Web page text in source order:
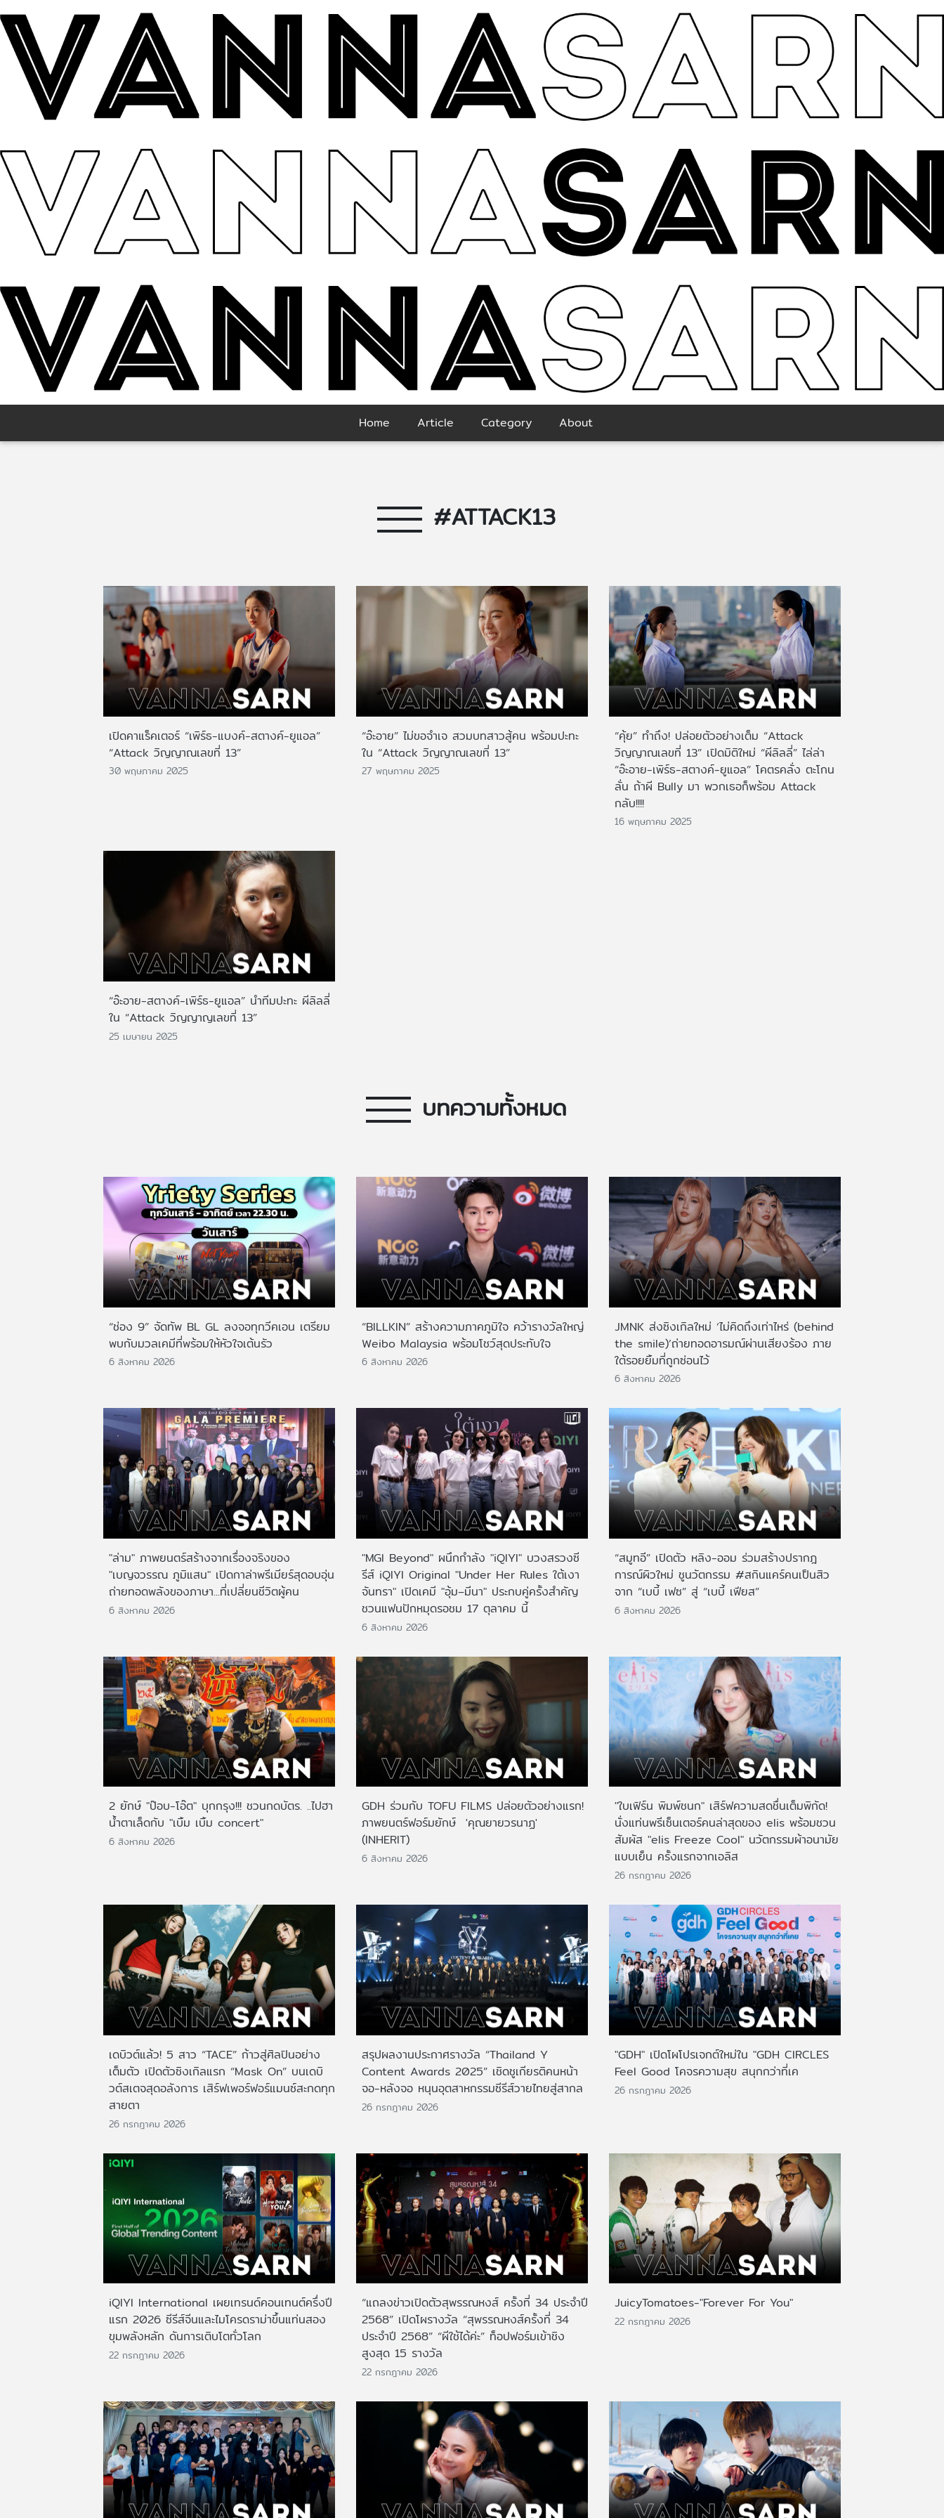
Home Article Category About
#ATTACK13
เปิดคาแร็คเตอร์ “เพิร์ธ-แบงค์-สตางค์-ยูแอล”
“Attack วิญญาณเลขที่ 13”
30 พฤษภาคม 2025
“อ๊ะอาย” ไม่ขอจำเจ สวมบทสาวสู้คน พร้อมปะทะ
ใน “Attack วิญญาณเลขที่ 13”
27 พฤษภาคม 2025
“คุ้ย” ทำถึง! ปล่อยตัวอย่างเต็ม “Attack
วิญญาณเลขที่ 13” เปิดมิติใหม่ “ผีลิลลี่” ไล่ล่า
“อ๊ะอาย-เพิร์ธ-สตางค์-ยูแอล” โคตรคลั่ง ตะโกน
ลั่น ถ้าผี Bully มา พวกเธอก็พร้อม Attack
กลับ!!!!
16 พฤษภาคม 2025
“อ๊ะอาย-สตางค์-เพิร์ธ-ยูแอล” นำทีมปะทะ ผีลิลลี่
ใน “Attack วิญญาญเลขที่ 13”
25 เมษายน 2025
บทความทั้งหมด
“ช่อง 9” จัดทัพ BL GL ลงจอทุกวีคเอน เตรียม
พบกับมวลเคมีที่พร้อมให้หัวใจเต้นรัว
6 สิงหาคม 2026
“BILLKIN” สร้างความภาคภูมิใจ คว้ารางวัลใหญ่
Weibo Malaysia พร้อมโชว์สุดประทับใจ
6 สิงหาคม 2026
JMNK ส่งซิงเกิลใหม่ ‘ไม่คิดถึงเท่าไหร่ (behind
the smile)’ถ่ายทอดอารมณ์ผ่านเสียงร้อง ภาย
ใต้รอยยิ้มที่ถูกซ่อนไว้
6 สิงหาคม 2026
"ล่าม" ภาพยนตร์สร้างจากเรื่องจริงของ
"เบญจวรรณ ภูมิแสน" เปิดกาล่าพรีเมียร์สุดอบอุ่น
ถ่ายทอดพลังของภาษา...ที่เปลี่ยนชีวิตผู้คน
6 สิงหาคม 2026
"MGI Beyond" ผนึกกำลัง "iQIYI" บวงสรวงซี
รีส์ iQIYI Original "Under Her Rules ใต้เงา
จันทรา" เปิดเคมี "อุ้ม–มีนา" ประกบคู่ครั้งสำคัญ
ชวนแฟนปักหมุดรอชม 17 ตุลาคม นี้
6 สิงหาคม 2026
“สมูทอี” เปิดตัว หลิง-ออม ร่วมสร้างปรากฎ
การณ์ผิวใหม่ ชูนวัตกรรม #สกินแคร์คนเป็นสิว
จาก “เบบี้ เฟซ” สู่ “เบบี้ เฟียส”
6 สิงหาคม 2026
2 ยักษ์ "ป๊อบ-โอ๊ต" บุกกรุง!!! ชวนกดบัตร. ..ไปฮา
น้ำตาเล็ดกับ "เบิ้ม เบิ้ม concert"
6 สิงหาคม 2026
GDH ร่วมกับ TOFU FILMS ปล่อยตัวอย่างแรก!
ภาพยนตร์ฟอร์มยักษ์ 'คุณยายวรนาฏ'
(INHERIT)
6 สิงหาคม 2026
"ใบเฟิร์น พิมพ์ชนก" เสิร์ฟความสดชื่นเต็มพิกัด!
นั่งแท่นพรีเซ็นเตอร์คนล่าสุดของ elis พร้อมชวน
สัมผัส "elis Freeze Cool" นวัตกรรมผ้าอนามัย
แบบเย็น ครั้งแรกจากเอลิส
26 กรกฎาคม 2026
เดบิวต์แล้ว! 5 สาว “TACE” ก้าวสู่ศิลปินอย่าง
เต็มตัว เปิดตัวซิงเกิลแรก “Mask On” บนเดบิ
วต์สเตจสุดอลังการ เสิร์ฟเพอร์ฟอร์แมนซ์สะกดทุก
สายตา
26 กรกฎาคม 2026
สรุปผลงานประกาศรางวัล “Thailand Y
Content Awards 2025” เชิดชูเกียรติคนหน้า
จอ-หลังจอ หนุนอุตสาหกรรมซีรีส์วายไทยสู่สากล
26 กรกฎาคม 2026
"GDH" เปิดโผโปรเจกต์ใหม่ใน "GDH CIRCLES
Feel Good โคจรความสุข สนุกกว่าที่เค
26 กรกฎาคม 2026
iQIYI International เผยเทรนด์คอนเทนต์ครึ่งปี
แรก 2026 ซีรีส์จีนและไมโครดราม่าขึ้นแท่นสอง
ขุมพลังหลัก ดันการเติบโตทั่วโลก
22 กรกฎาคม 2026
“แถลงข่าวเปิดตัวสุพรรณหงส์ ครั้งที่ 34 ประจำปี
2568” เปิดโผรางวัล “สุพรรณหงส์ครั้งที่ 34
ประจำปี 2568” “ผีใช้ได้ค่ะ” ท็อปฟอร์มเข้าชิง
สูงสุด 15 รางวัล
22 กรกฎาคม 2026
JuicyTomatoes-"Forever For You"
22 กรกฎาคม 2026